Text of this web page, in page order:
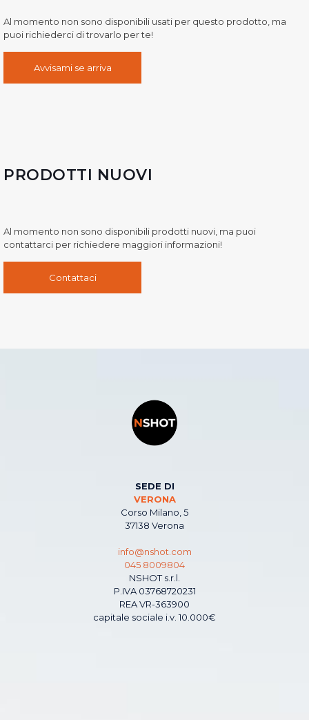
Al momento non sono disponibili usati per questo prodotto, ma
puoi richiederci di trovarlo per te!
Avvisami se arriva
PRODOTTI NUOVI
Al momento non sono disponibili prodotti nuovi, ma puoi
contattarci per richiedere maggiori informazioni!
Contattaci
SEDE DI
VERONA
Corso Milano, 5
37138 Verona
info@nshot.com
045 8009804
NSHOT s.r.l.
P.IVA 03768720231
REA VR-363900
capitale sociale i.v. 10.000€